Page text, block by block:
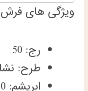
ویژگی های فرش
رج: 50
طرح:
ابریشم: 50 %